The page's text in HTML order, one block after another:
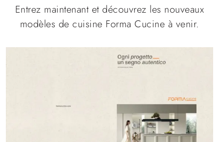
Entrez maintenant et découvrez les nouveaux
modèles de cuisine Forma Cucine à venir.